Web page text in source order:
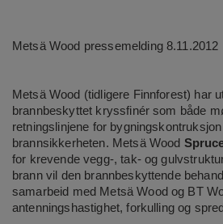
Metsä Wood pressemelding 8.11.2012
Metsä Wood (tidligere Finnforest) har
brannbeskyttet kryssfinér som både
retningslinjene for
brannsikkerheten. Metsä Wood
for krevende vegg-, tak- og
brann vil den brannbeskyttende
samarbeid med Metsä Wood og BT
antenningshastighet, forkulling og